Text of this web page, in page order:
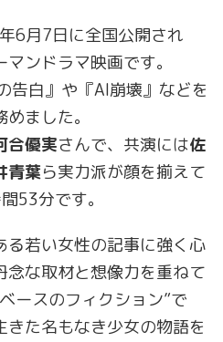
6月7日に全国公開され
ンドラマ映画です。
告白』や『AI崩壊』などを
めました。
合優実さんで、共演には佐
青葉ら実力派が顔を揃えて
53分です。
る若い女性の記事に強く心
念な取材と想像力を重ねて
ースのフィクション”で
た名もなき少女の物語を